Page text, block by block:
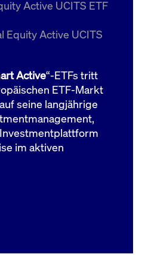
Active UCITS ETF
Equity Active UCITS
Active“-ETFs tritt
ETF-Markt
seine langjährige
im aktiven
boerse.com
Domain
bis